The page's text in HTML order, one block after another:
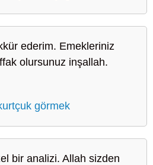
ederim. Emekleriniz
olursunuz inşallah.
görmek
bir analizi. Allah sizden